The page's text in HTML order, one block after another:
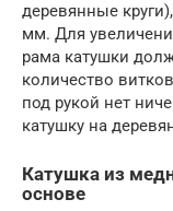
деревянные
мм. Для
рама катушки
количество
под рукой нет
катушку на
Катушка из
основе